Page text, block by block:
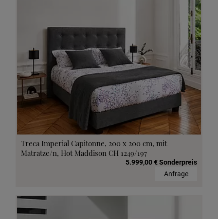
Treca Imperial Capitonne, 200 x 200 cm, mit
Matratze/n, Hot Maddison CH 1249/197
5.999,00 € Sonderpreis
Anfrage